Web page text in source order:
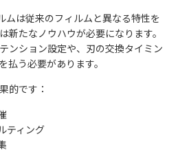
ムは従来のフィルムと異なる特性を
新たなノウハウが必要になります。
ンション設定や、刃の交換タイミン
払う必要があります。
的です：
ティング